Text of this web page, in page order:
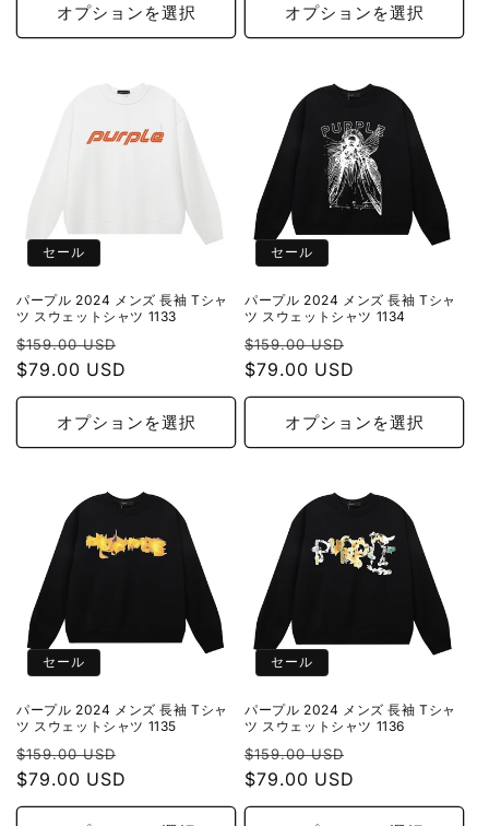
価
格
オプションを選択
価
格
オプションを選択
セール
パープル 2024 メンズ 長袖 Tシャ
ツ スウェットシャツ 1133
通
常
価
$159.00 USD
ル
価
格
$79.00 USD
オプションを選択
セール
パープル 2024 メンズ 長袖 Tシャ
ツ スウェットシャツ 1134
通
常
価
$159.00 USD
ル
価
格
$79.00 USD
オプションを選択
セール
パープル 2024 メンズ 長袖 Tシャ
ツ スウェットシャツ 1135
通
常
価
$159.00 USD
ル
$79.00 USD
セール
パープル 2024 メンズ 長袖 Tシャ
ツ スウェットシャツ 1136
通
常
価
$159.00 USD
ル
$79.00 USD